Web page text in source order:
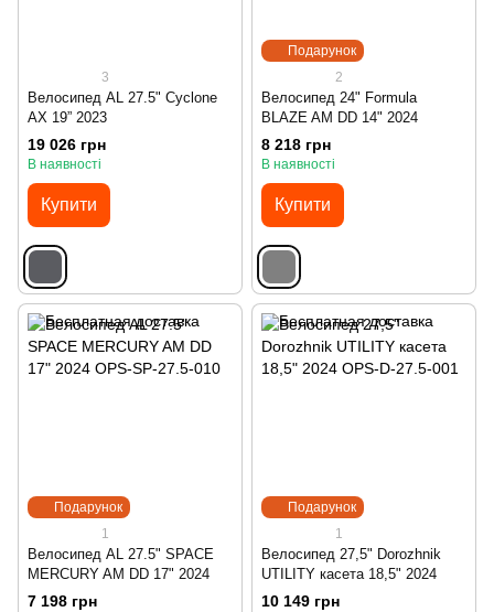
3
Велосипед AL 27.5" Cyclone
AX 19” 2023
19 026 грн
В наявності
Купити
Подарунок
2
Велосипед 24" Formula
BLAZE AM DD 14" 2024
8 218 грн
В наявності
Купити
Подарунок
1
Велосипед AL 27.5" SPACE
MERCURY AM DD 17" 2024
7 198 грн
Подарунок
1
Велосипед 27,5" Dorozhnik
UTILITY касета 18,5" 2024
10 149 грн